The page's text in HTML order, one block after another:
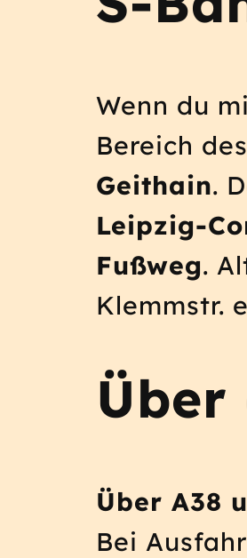
Wenn du
Bereich
Geithain.
Leipzig-
Fußweg.
Klemmstr.
Über
Über A38
Bei